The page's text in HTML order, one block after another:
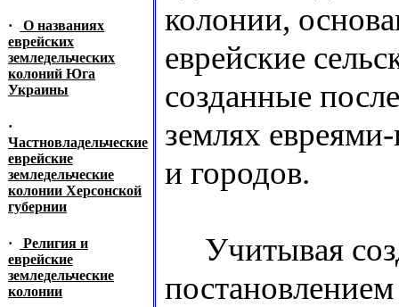
·
О названиях
еврейских
земледельческих
колоний Юга
Украины
·
Частновладельческие
еврейские
земледельческие
колонии Херсонской
губернии
·
Религия и
еврейские
земледельческие
колонии
колонии,
еврейские
созданные
землях
и городов.
Учитывая